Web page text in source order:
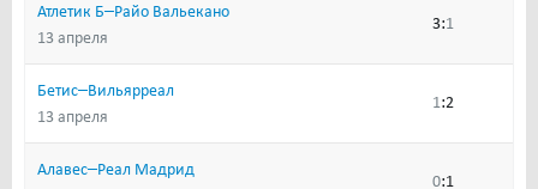
Атлетик Б–Райо Вальекано
13 апреля
3:1
Бетис–Вильярреал
13 апреля
1:2
Алавес–Реал Мадрид
0:1